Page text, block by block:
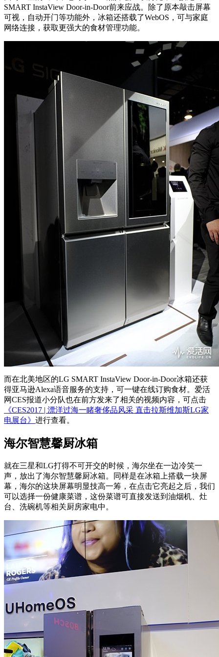
SMART InstaView Door-in-Door前来应战。除了原本敲击屏幕
可视，自动开门等功能外，冰箱还搭载了WebOS，可与家庭
网络连接，获取更强大的食材管理功能。
而在北美地区的LG SMART InstaView Door-in-Door冰箱还获
得亚马逊Alexa语音服务的支持，可一键在线订购食材。爱活
网CES报道小分队也在前方发来了相关的视频内容，可点击
《CES2017 | 漂洋过海一睹奢侈品风采 直击拉斯维加斯LG家
电展台》 进行查看。
海尔智慧馨厨冰箱
就在三星和LG打得不可开交的时候，海尔坐在一边冷笑一
声，放出了海尔智慧馨厨冰箱。同样是在冰箱上搭载一块屏
幕，海尔的这块屏幕明显技高一筹，在点击它亮起之后，我们
可以选择一份健康菜谱，这份菜谱可直接发送到油烟机、灶
台、洗碗机等相关厨房家电中。